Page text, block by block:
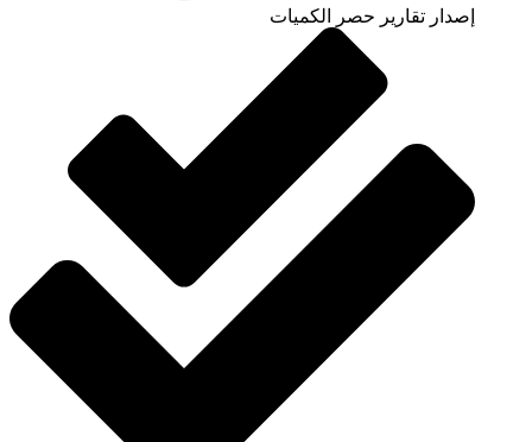
إصدار تقارير حصر الكميات